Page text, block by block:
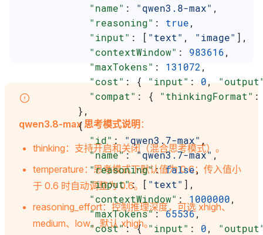
            "name"
: "qwen3.8-max" ,
            "reasoning"
: true,
            "input"
: [ "text" , "image" ],
            "contextWindow"
: 983616,
            "maxTokens"
: 131072 ,
            "cost"
: { "input" : 0,
            "compat"
: { "thinkingFormat"
          },
          {
            "id"
: "qwen3.7-max" ,
            "name"
: "qwen3.7-max" ,
            "reasoning"
: false,
            "input"
: [ "text" ],
            "contextWindow"
: 1000000,
            "maxTokens"
: 65536,
            "cost"
: { "input" : 0,
qwen3.8-max 思考模式说明：
thinking：支持开启和关闭（混合思考模式）。
temperature：思考模式下默认值为 0.6；传入值小
于 0.6 时自动调整为 0.6。
reasoning_effort：控制推理深度，可选 xhigh、
medium、low，默认 xhigh。